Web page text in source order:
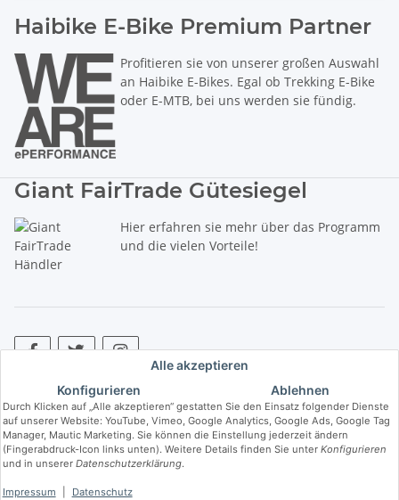
Alle akzeptieren
Konfigurieren
Ablehnen
Durch Klicken auf „Alle akzeptieren“ gestatten Sie den Einsatz folgender Dienste
auf unserer Website: YouTube, Vimeo, Google Analytics, Google Ads, Google Tag
Manager, Mautic Marketing. Sie können die Einstellung jederzeit ändern
(Fingerabdruck-Icon links unten). Weitere Details finden Sie unter Konfigurieren
und in unserer Datenschutzerklärung.
Impressum Datenschutz
Haibike E-Bike Premium Partner
Profitieren sie von unserer großen Auswahl
an Haibike E-Bikes. Egal ob Trekking E-Bike
oder E-MTB, bei uns werden sie fündig.
Giant FairTrade Gütesiegel
Hier erfahren sie mehr über das Programm
und die vielen Vorteile!
* Alle Preise inkl. gesetzlicher USt., zzgl.
. ** Hierbei handelt es
sich um die unverbindliche Preisempfehlung des Herstellers (kurz UVP).
© Copyright © 2017 bis 2025 bike-store de Vertriebs GmbH - Der Radladen
& E-Bike Speziallist aus Haßfurt. Wir führen die Brands Haibike, Cube,
Ghost, LIV, Simplon und Giant.